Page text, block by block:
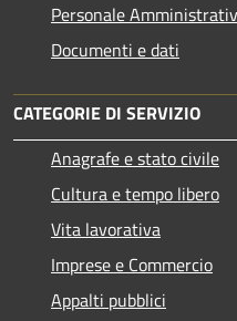
Personale
Documenti e dati
CATEGORIE DI SERVIZIO
Anagrafe e stato civile
Cultura e tempo libero
Vita lavorativa
Imprese e Commercio
Appalti pubblici